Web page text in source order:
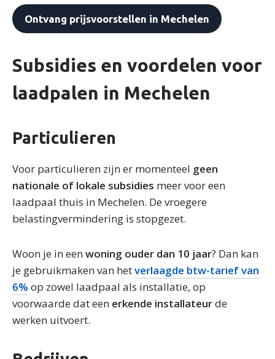
Ontvang prijsvoorstellen in Mechelen
Subsidies en voordelen voor
laadpalen in Mechelen
Particulieren
Voor particulieren zijn er momenteel geen
nationale of lokale subsidies meer voor een
laadpaal thuis in Mechelen. De vroegere
belastingvermindering is stopgezet.
Woon je in eenwoning ouder dan 10 jaar? Dan kan
je gebruikmaken van hetverlaagde btw-tarief van
6% op zowel laadpaal als installatie, op
voorwaarde dat een erkende installateurde
werken uitvoert.